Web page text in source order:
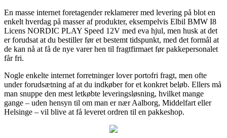
En masse internet foretagender reklamerer med levering på blot en
enkelt hverdag på masser af produkter, eksempelvis Elbil BMW I8
Licens NORDIC PLAY Speed 12V med eva hjul, men husk at det
er forudsat at du bestiller før et bestemt tidspunkt, med det formål at
de kan nå at få de nye varer hen til fragtfirmaet før pakkepersonalet
får fri.
Nogle enkelte internet forretninger lover portofri fragt, men ofte
under forudsætning af at du indkøber for et konkret beløb. Ellers må
man snuppe den mest letkøbte leveringsløsning, hvilket mange
gange – uden hensyn til om man er nær Aalborg, Middelfart eller
Helsinge – vil blive at få leveret ordren til en pakkeshop.